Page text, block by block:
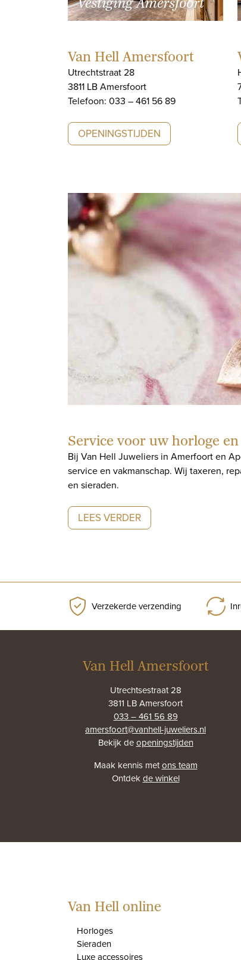
Vestiging Amersfoort
Van Hell Amersfoort
Utrechtstraat 28
3811 LB Amersfoort
Telefoon: 033 – 461 56 89
OPENINGSTIJDEN
Service voor uw horloge
Bij Van Hell Juweliers in Amerfoort en
service en vakmanschap. Wij taxeren,
en sieraden.
LEES VERDER
Verzekerde verzending
Van Hell Amersfoort
Utrechtsestraat 28
3811 LB Amersfoort
033 – 461 56 89
amersfoort@vanhell-juweliers.nl
Bekijk deopeningstijden
Maak kennis metons team
Ontdekde winkel
Van Hell online
Horloges
Sieraden
Luxe accessoires